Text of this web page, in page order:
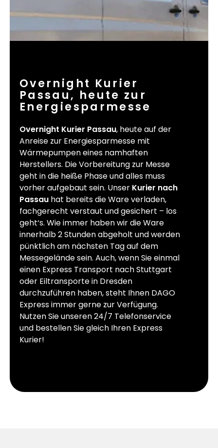
Overnight Kurier
Passau, heute zur
Energiesparmesse
Overnight Kurier Passau, heute auf der
Anreise zur Energiesparmesse mit
Wärmepumpen eines namhaften
Herstellers. Die Vorbereitung zur Messe
geht in die heiße Phase und alles muss
vorher aufgebaut sein. Unser Kurier nach
Passau hat bereits die Ware verladen,
fachgerecht verstaut und gesichert – los
geht‘s. Wie immer haben wir die Ware
innerhalb 2 Stunden abgeholt und werden
pünktlich am nächsten Tag auf dem
Messegelände sein. Auch, wenn Sie einmal
einen Express Transport nach Stuttgart
oder Eiltransporte in Dresden
durchzuführen haben, steht Ihnen DAGO
Express immer gerne zur Verfügung.
Nutzen Sie unseren 24/7 Telefonservice
und bestellen Sie gleich Ihren Express
Kurier!